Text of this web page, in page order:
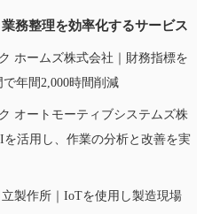
務整理を効率化するサービス
ホームズ株式会社｜財務指標を
年間2,000時間削減
オートモーティブシステムズ株
活用し、作業の分析と改善を実
製作所｜IoTを使用し製造現場